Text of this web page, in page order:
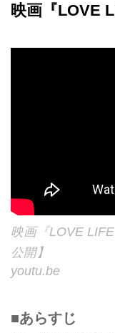
映画『LOVE
映画『LOVE
公開】
youtu.be
■あらすじ